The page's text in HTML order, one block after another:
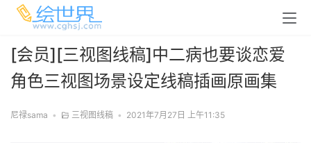
[会员][三视图线稿]中二病也要谈恋爱
角色三视图场景设定线稿插画原画集
尼禄sama • 三视图线稿 • 2021年7月27日 上午11:35